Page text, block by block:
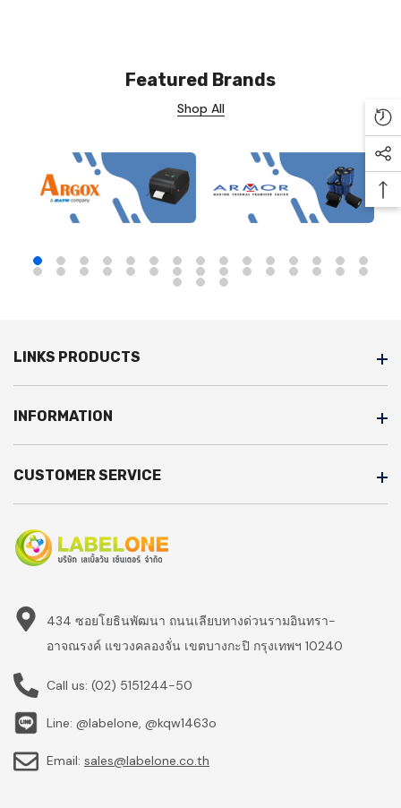
Featured Brands
Shop All
LINKS PRODUCTS
INFORMATION
CUSTOMER SERVICE
434 ซอยโยธินพัฒนา ถนนเลียบทางด่วนรามอินทรา-
อาจณรงค์ แขวงคลองจั่น เขตบางกะปิ กรุงเทพฯ 10240
Call us: (02) 5151244-50
Line: @labelone, @kqw1463o
Email: sales@labelone.co.th